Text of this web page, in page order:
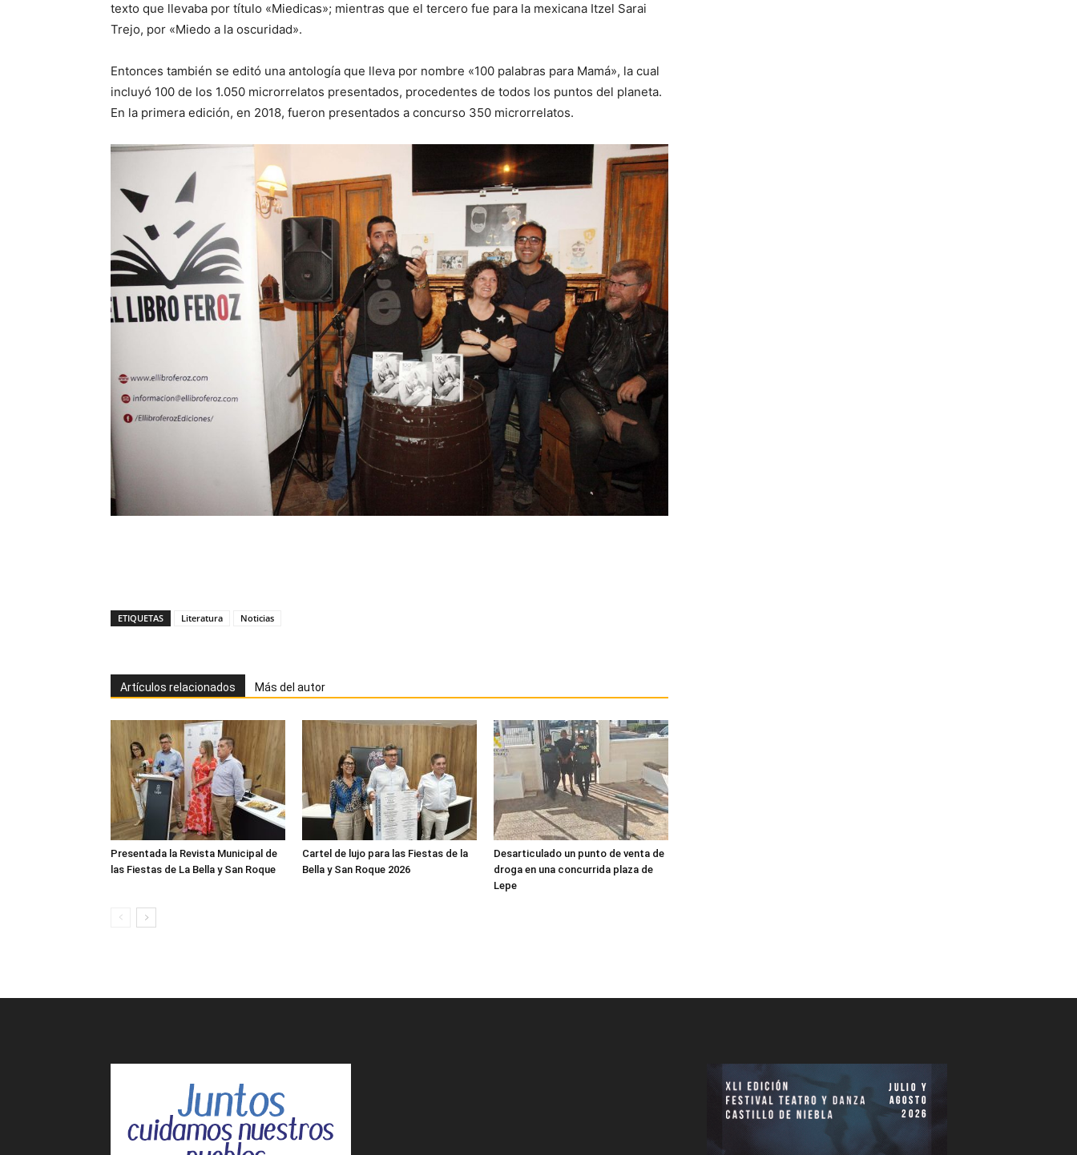
texto que llevaba por título «Miedicas»; mientras que el tercero fue para la mexicana Itzel Sarai
Trejo, por «Miedo a la oscuridad».
Entonces también se editó una antología que lleva por nombre «100 palabras para Mamá», la cual
incluyó 100 de los 1.050 microrrelatos presentados, procedentes de todos los puntos del planeta.
En la primera edición, en 2018, fueron presentados a concurso 350 microrrelatos.
ETIQUETAS Literatura Noticias
Artículos relacionados Más del autor
Presentada la Revista Municipal de
las Fiestas de La Bella y San Roque
Cartel de lujo para las Fiestas de la
Bella y San Roque 2026
Desarticulado un punto de venta de
droga en una concurrida plaza de
Lepe